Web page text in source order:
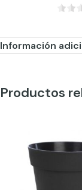
Información
Productos